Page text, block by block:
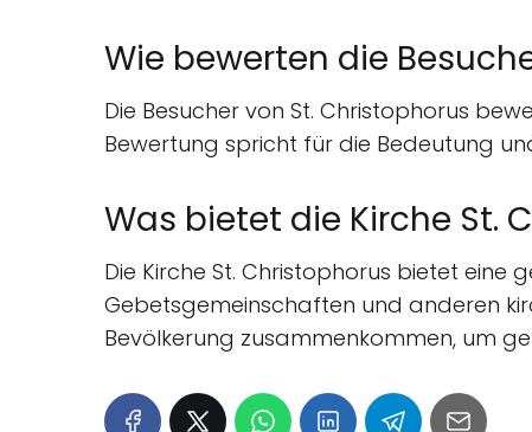
Wie bewerten die
Die Besucher von St. Christophorus
Bewertung spricht für die Bedeutung
Was bietet die Kirche St.
Die Kirche St. Christophorus bietet
Gebetsgemeinschaften und anderen
Bevölkerung zusammenkommen, um